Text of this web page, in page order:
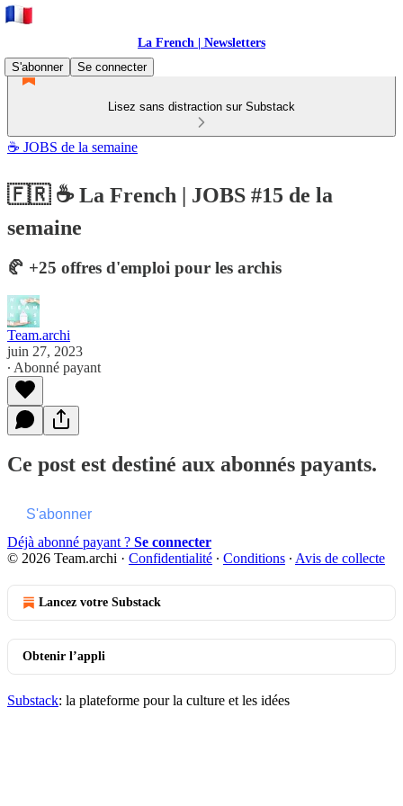
La French | Newsletters
S'abonner
Se connecter
Lisez sans distraction sur Substack
☕ JOBS de la semaine
🇫🇷 ☕ La French | JOBS #15 de la
semaine
🥐 +25 offres d'emploi pour les archis
Team.archi
juin 27, 2023
∙ Abonné payant
Ce post est destiné aux abonnés payants.
S'abonner
Déjà abonné payant ? Se connecter
© 2026 Team.archi · Confidentialité ∙ Conditions ∙ Avis de collecte
Lancez votre Substack
Obtenir l’appli
Substack: la plateforme pour la culture et les idées